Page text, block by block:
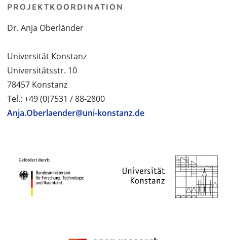
PROJEKTKOORDINATION
Dr. Anja Oberländer
Universität Konstanz
Universitätsstr. 10
78457 Konstanz
Tel.: +49 (0)7531 / 88-2800
Anja.Oberlaender@uni-konstanz.de